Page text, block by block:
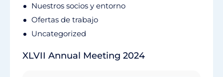
Nuestros socios y entorno
Ofertas de trabajo
Uncategorized
XLVII Annual Meeting 2024